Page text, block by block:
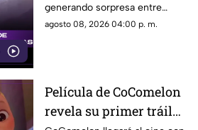
generando sorpresa entre
conductores y usuarios que
agosto 08, 2026 04:00 p. m.
Película de CoComelon
revela su primer tráiler